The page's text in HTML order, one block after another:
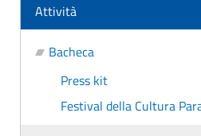
Attività
Bacheca
Press kit
Festival della Cultura